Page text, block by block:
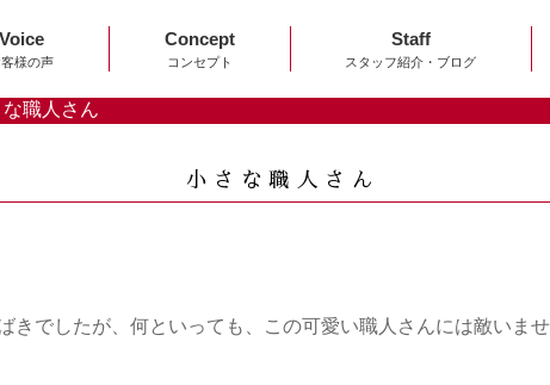
Voice
客様の声
Concept
コンセプト
Staff
スタッフ紹介・ブログ
職人さん
小さな職人さん
きでしたが、何といっても、この可愛い職人さんには敵いま